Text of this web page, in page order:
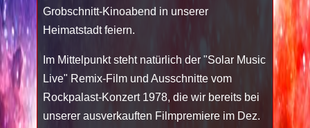
Grobschnitt-Kinoabend in unserer
Heimatstadt feiern.
Im Mittelpunkt steht natürlich der "Solar Music
Live" Remix-Film und Ausschnitte vom
Rockpalast-Konzert 1978, die wir bereits bei
unserer ausverkauften Filmpremiere im Dez.